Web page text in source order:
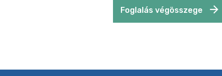
Foglalás végösszege